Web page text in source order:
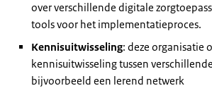
over verschillende digitale
tools voor het implementatieproces.
Kennisuitwisseling: deze organisatie
kennisuitwisseling tussen
bijvoorbeeld een lerend netwerk